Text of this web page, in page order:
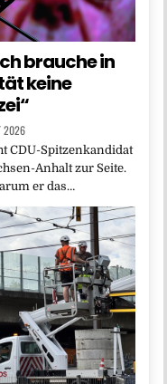
brauche in
keine
2026
CDU-Spitzenkandidat
Anhalt zur Seite.
er das…